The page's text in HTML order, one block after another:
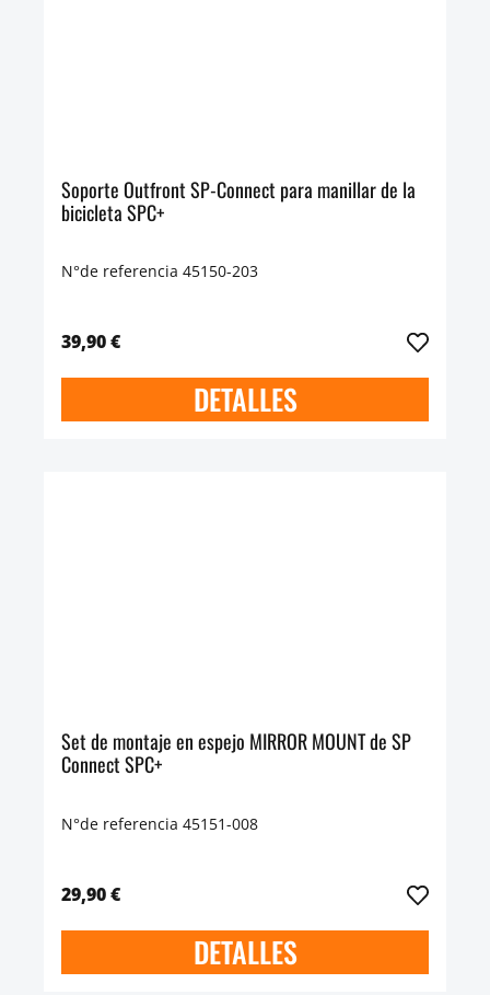
Soporte Outfront SP-Connect para manillar de la
bicicleta SPC+
N°de referencia 45150-203
39,90 €
DETALLES
Set de montaje en espejo MIRROR MOUNT de SP
Connect SPC+
N°de referencia 45151-008
29,90 €
DETALLES